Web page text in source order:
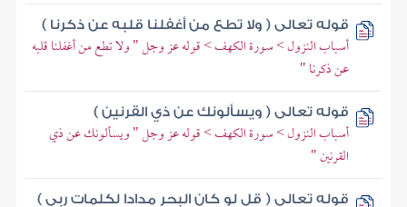
قوله تعالى ( ولا تطع من أغفلنا قلبه عن ذكرنا )
أسباب النزول > سورة الكهف > قوله عز وجل " ولا تطع من أغفلنا قلبه
عن ذكرنا "
قوله تعالى ( ويسألونك عن ذي القرنين )
أسباب النزول > سورة الكهف > قوله عز وجل " ويسألونك عن ذي
القرنين "
قوله تعالى ( قل لو كان البحر مدادا لكلمات ربي )